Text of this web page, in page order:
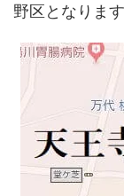
野区となります